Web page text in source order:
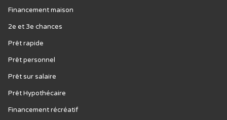
Financement maison
2e et 3e chances
Prêt rapide
Prêt personnel
Prêt sur salaire
Prêt Hypothécaire
Financement récréatif